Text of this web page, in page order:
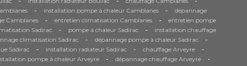
- installation pompe à chaleur Camblanes -
dépannage
Camblanes - entretien climatisation Camblanes -
entretien pompe
Sadirac - pompe à chaleur Sadirac -
installation chauffage
climatisation Sadirac - dépannage pompe à chaleur Sadirac -
Sadirac - installation radiateur Sadirac - chauffage Arveyre -
pompe à chaleur Arveyre - dépannage chauffage Arveyre -